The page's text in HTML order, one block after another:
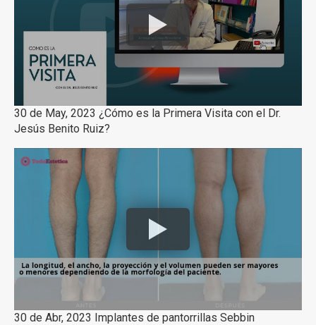
30 de May, 2023 ¿Cómo es la Primera Visita con el Dr.
Jesús Benito Ruiz?
30 de Abr, 2023 Implantes de pantorrillas Sebbin